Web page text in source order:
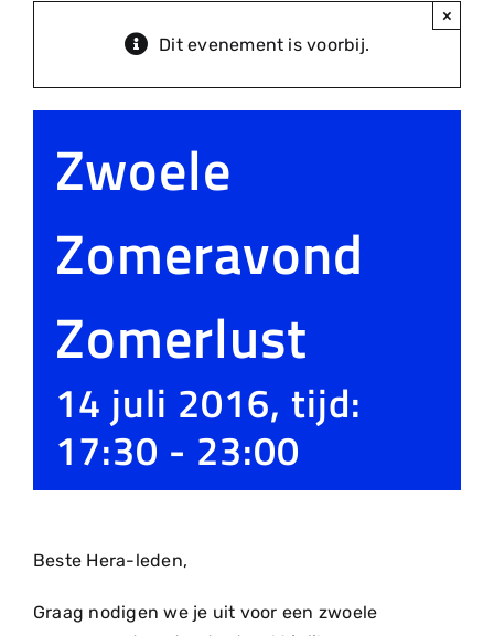
Dit evenement is voorbij.
×
Zwoele
Zomeravond
Zomerlust
14 juli 2016, tijd:
17:30 - 23:00
Beste Hera-leden,
Graag nodigen we je uit voor een zwoele